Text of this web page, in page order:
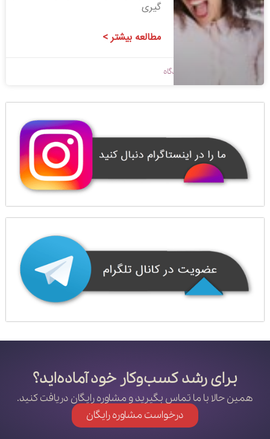
گیری
مطالعه بیشتر >
بدون دیدگاه
برای رشد کسب‌وکار خود آماده‌اید؟
همین حالا با ما تماس بگیرید و مشاوره رایگان دریافت کنید.
درخواست مشاوره رایگان